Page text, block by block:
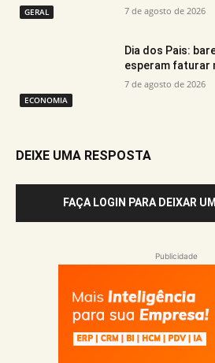
GERAL 7 de agosto de 2026
ECONOMIA
Dia dos Pais:
esperam faturar
7 de agosto de 2026
DEIXE UMA RESPOSTA
FAÇA LOGIN PARA DEIXAR
Publicidade